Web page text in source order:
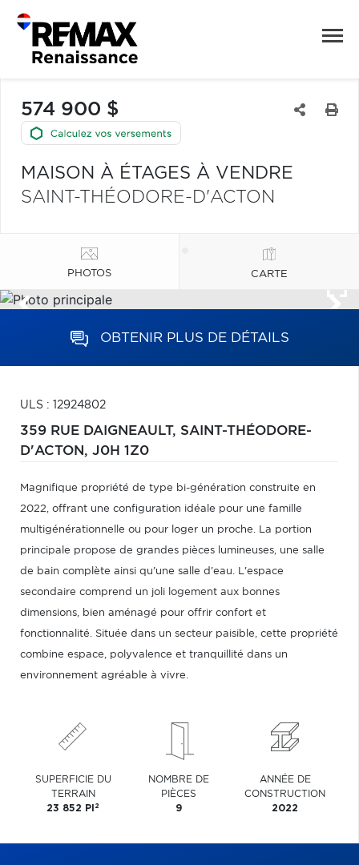
574 900 $
MAISON À ÉTAGES À VENDRE
SAINT-THÉODORE-D'ACTON
PHOTOS CARTE
OBTENIR PLUS DE DÉTAILS
ULS : 12924802
359 RUE DAIGNEAULT, SAINT-THÉODORE-
D'ACTON, J0H 1Z0
Magnifique propriété de type bi-génération construite en
2022, offrant une configuration idéale pour une famille
multigénérationnelle ou pour loger un proche. La portion
principale propose de grandes pièces lumineuses, une salle
de bain complète ainsi qu'une salle d'eau. L'espace
secondaire comprend un joli logement aux bonnes
dimensions, bien aménagé pour offrir confort et
fonctionnalité. Située dans un secteur paisible, cette propriété
combine espace, polyvalence et tranquillité dans un
environnement agréable à vivre.
SUPERFICIE DU
TERRAIN
23 852 PI 2
NOMBRE DE
PIÈCES
9
ANNÉE DE
CONSTRUCTION
2022